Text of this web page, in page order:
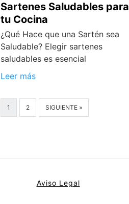
Sartenes Saludables para
tu Cocina
¿Qué Hace que una Sartén sea
Saludable? Elegir sartenes
saludables es esencial
Leer más
1 2 SIGUIENTE »
Aviso Legal